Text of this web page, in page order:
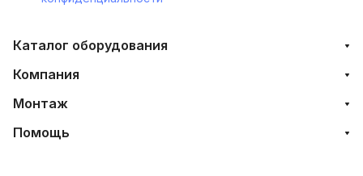
Каталог оборудования
Компания
Монтаж
Помощь